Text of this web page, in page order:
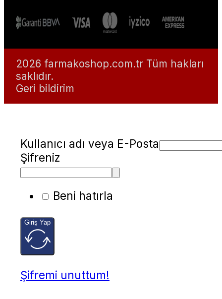
2026 farmakoshop.com.tr Tüm hakları
saklıdır.
Geri bildirim
Kullanıcı adı veya E-Posta
Şifreniz
Beni hatırla
Giriş Yap
Şifremi unuttum!